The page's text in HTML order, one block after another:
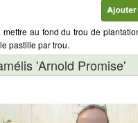
au fond du trou de
pastille par trou.
'Arnold Promise'